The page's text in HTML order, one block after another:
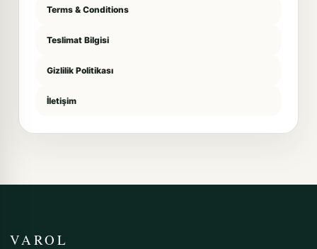
Terms & Conditions
Teslimat Bilgisi
Gizlilik Politikası
İletişim
VAROL